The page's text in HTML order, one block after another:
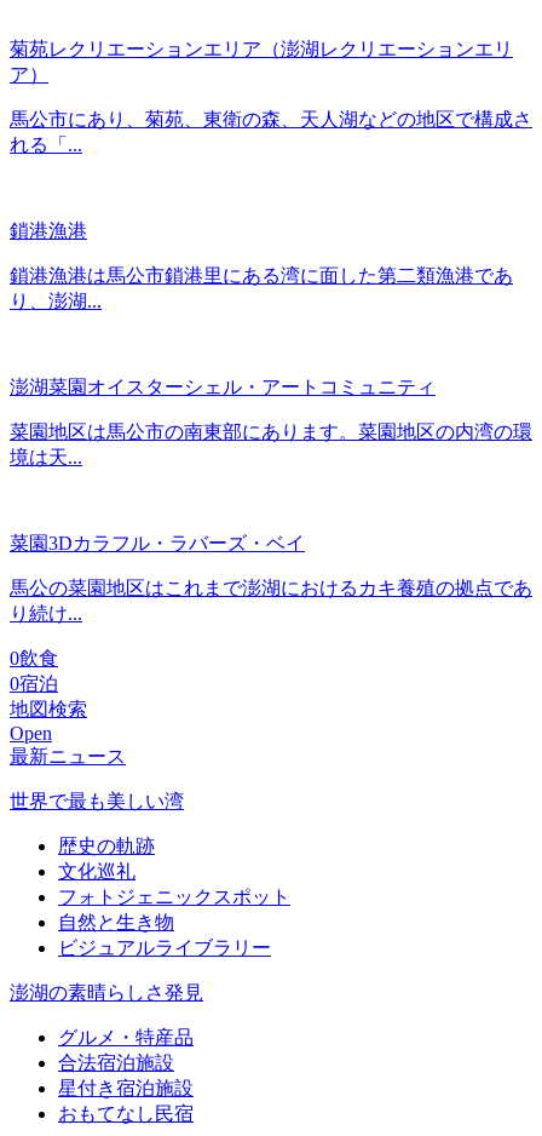
菊苑レクリエーションエリア（澎湖レクリエーションエリ
ア）
馬公市にあり、菊苑、東衛の森、天人湖などの地区で構成さ
れる「...
鎖港漁港
鎖港漁港は馬公市鎖港里にある湾に面した第二類漁港であ
り、澎湖...
澎湖菜園オイスターシェル・アートコミュニティ
菜園地区は馬公市の南東部にあります。菜園地区の内湾の環
境は天...
菜園3Dカラフル・ラバーズ・ベイ
馬公の菜園地区はこれまで澎湖におけるカキ養殖の拠点であ
り続け...
0飲食
0宿泊
地図検索
Open
最新ニュース
世界で最も美しい湾
歴史の軌跡
文化巡礼
フォトジェニックスポット
自然と生き物
ビジュアルライブラリー
澎湖の素晴らしさ発見
グルメ・特産品
合法宿泊施設
星付き宿泊施設
おもてなし民宿